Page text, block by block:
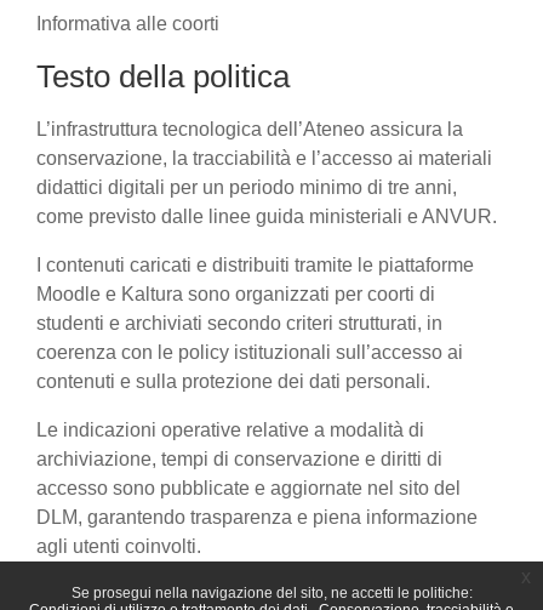
Se prosegui nella navigazione del sito, ne accetti le politiche:
Informativa alle coorti
Testo della politica
L’infrastruttura tecnologica dell’Ateneo assicura la
conservazione, la tracciabilità e l’accesso ai materiali
didattici digitali per un periodo minimo di tre anni,
come previsto dalle linee guida ministeriali e ANVUR.
I contenuti caricati e distribuiti tramite le piattaforme
Moodle e Kaltura sono organizzati per coorti di
studenti e archiviati secondo criteri strutturati, in
coerenza con le policy istituzionali sull’accesso ai
contenuti e sulla protezione dei dati personali.
Le indicazioni operative relative a modalità di
archiviazione, tempi di conservazione e diritti di
accesso sono pubblicate e aggiornate nel sito del
DLM, garantendo trasparenza e piena informazione
agli utenti coinvolti.